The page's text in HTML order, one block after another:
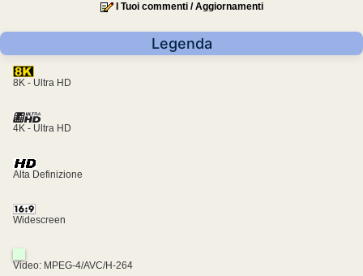
I Tuoi commenti / Aggiornamenti
Legenda
8K - Ultra HD
4K - Ultra HD
Alta Definizione
Widescreen
Video: MPEG-4/AVC/H-264